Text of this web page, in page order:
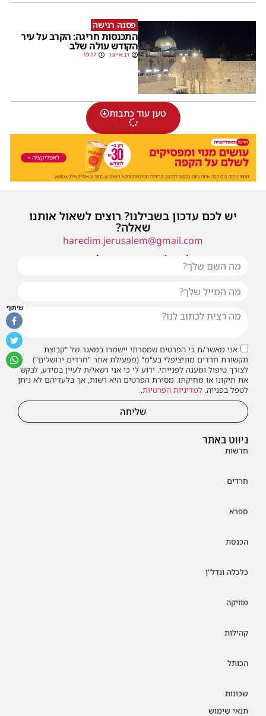
פסגה רגישה
התכנסות חריגה: הקרב על עיר
הקודש עולה שלב
דב אייזנר 19:17
טען עוד כתבות
ניווט באתר
חדשות
חרדים
ספרא
הכנסת
כלכלה ונדל"ן
מוזיקה
קהילות
הכותל
שכונות
תנאי שימוש
יש לכם עדכון בשבילנו? רוצים לשאול אותנו
שאלה?
haredim.jerusalem@gmail.com
או שילחו אלינו פנייה ונחזור אליכם בהקדם
אני מאשר/ת כי הפרטים שמסרתי יישמרו במאגר של "קבוצת
תקשורת חרדים מוניציפלי בע"מ" (מפעילת אתר "חרדים ירושלים")
לצורך טיפול ומענה לפנייתי. ידוע לי כי אני רשאי/ת לעיין במידע, לבקש
את תיקונו או מחיקתו. מסירת הפרטים היא רשות, אך בלעדיהם לא ניתן
לטפל בפנייה. למדיניות הפרטיות.
שליחה
שיתוף